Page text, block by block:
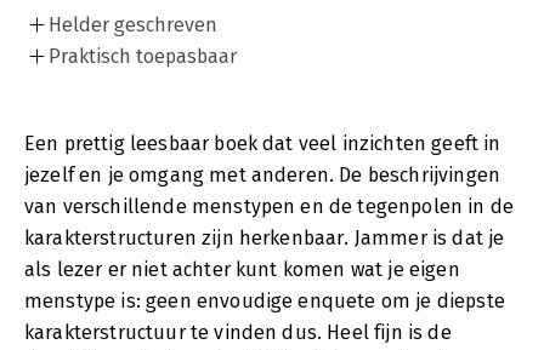
Helder geschreven
Praktisch toepasbaar
Een prettig leesbaar boek dat veel inzichten geeft in
jezelf en je omgang met anderen. De beschrijvingen
van verschillende menstypen en de tegenpolen in de
karakterstructuren zijn herkenbaar. Jammer is dat je
als lezer er niet achter kunt komen wat je eigen
menstype is: geen envoudige enquete om je diepste
karakterstructuur te vinden dus. Heel fijn is de